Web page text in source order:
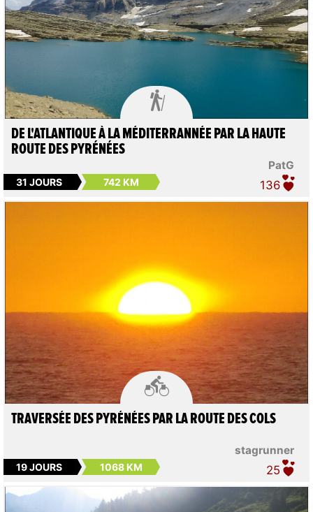

PatG
DE L'ATLANTIQUE À LA MÉDITERRANNÉE PAR LA HAUTE
ROUTE DES PYRÉNÉES
31 JOURS 742 KM 136

stagrunner
TRAVERSÉE DES PYRÉNÉES PAR LA ROUTE DES COLS
19 JOURS 1068 KM 25